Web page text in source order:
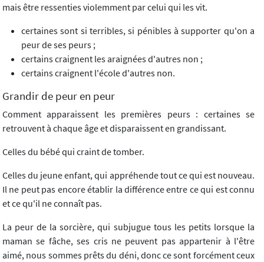
mais être ressenties violemment par celui qui les vit.
certaines sont si terribles, si pénibles à supporter qu'on a
peur de ses peurs ;
certains craignent les araignées d'autres non ;
certains craignent l'école d'autres non.
Grandir de peur en peur
Comment apparaissent les premières peurs : certaines se
retrouvent à chaque âge et disparaissent en grandissant.
Celles du bébé qui craint de tomber.
Celles du jeune enfant, qui appréhende tout ce qui est nouveau.
Il ne peut pas encore établir la différence entre ce qui est connu
et ce qu'il ne connaît pas.
La peur de la sorcière, qui subjugue tous les petits lorsque la
maman se fâche, ses cris ne peuvent pas appartenir à l'être
aimé, nous sommes prêts du déni, donc ce sont forcément ceux